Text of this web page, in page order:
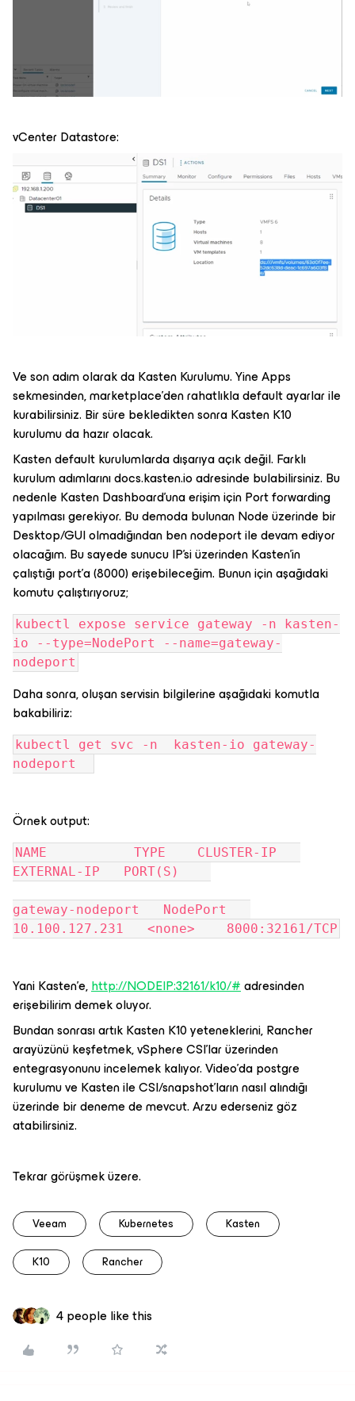
vCenter Datastore:
Ve son adım olarak da Kasten Kurulumu. Yine Apps
sekmesinden, marketplace’den rahatlıkla default ayarlar ile
kurabilirsiniz. Bir süre bekledikten sonra Kasten K10
kurulumu da hazır olacak.
Kasten default kurulumlarda dışarıya açık değil. Farklı
kurulum adımlarını docs.kasten.io adresinde bulabilirsiniz. Bu
nedenle Kasten Dashboard’una erişim için Port forwarding
yapılması gerekiyor. Bu demoda bulunan Node üzerinde bir
Desktop/GUI olmadığından ben nodeport ile devam ediyor
olacağım. Bu sayede sunucu IP’si üzerinden Kasten’in
çalıştığı port’a (8000) erişebileceğim. Bunun için aşağıdaki
komutu çalıştırıyoruz;
kubectl expose service gateway -n kasten-
io --type=NodePort --name=gateway-
nodeport
Daha sonra, oluşan servisin bilgilerine aşağıdaki komutla
bakabiliriz:
kubectl get svc -n  kasten-io gateway-
nodeport
Örnek output:
NAME           TYPE    CLUSTER-IP
EXTERNAL-IP   PORT(S)
gateway-nodeport   NodePort
10.100.127.231   <none>    8000:32161/TCP
Yani Kasten’e,http://NODEIP:32161/k10/#adresinden
erişebilirim demek oluyor.
Bundan sonrası artık Kasten K10 yeteneklerini, Rancher
arayüzünü keşfetmek, vSphere CSI’lar üzerinden
entegrasyonunu incelemek kalıyor. Video’da postgre
kurulumu ve Kasten ile CSI/snapshot’ların nasıl alındığı
üzerinde bir deneme de mevcut. Arzu ederseniz göz
atabilirsiniz.
Tekrar görüşmek üzere.
Veeam Kubernetes Kasten
K10 Rancher
4 people like this